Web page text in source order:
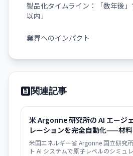
製品化タイムライン：「数年後
以内」
業界へのインパクト
関連記事
米 Argonne 研究所の AI エージ
レーションを完全自動化——材
ら『数日』へ
米国エネルギー省 Argonne 国立研究
ト AI システムで原子レベルのシミュ